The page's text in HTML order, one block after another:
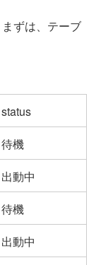
ずは、テーブ
status
待機
出動中
待機
出動中